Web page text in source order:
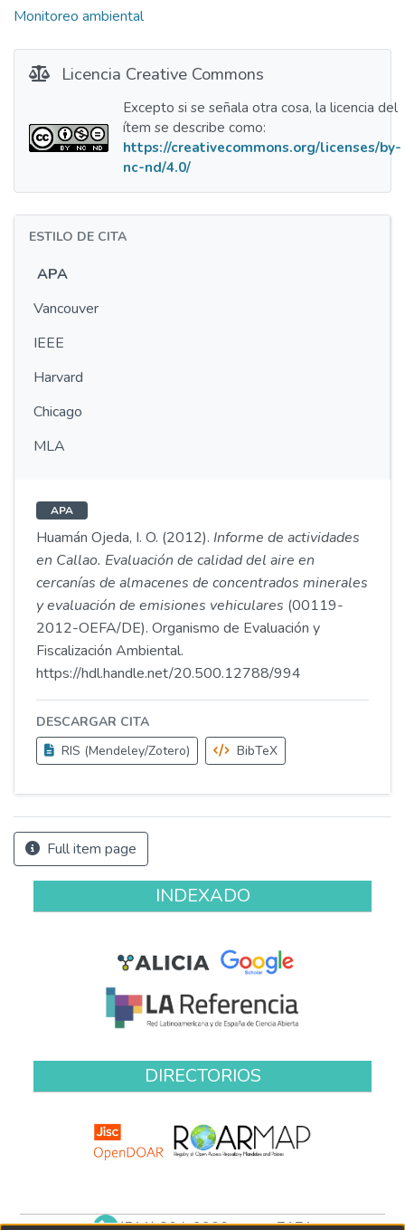
Monitoreo ambiental
Licencia Creative Commons
Excepto si se señala otra cosa, la licencia del
ítem se describe como:
https://creativecommons.org/licenses/by-
nc-nd/4.0/
ESTILO DE CITA
APA
Vancouver
IEEE
Harvard
Chicago
MLA
APA
Huamán Ojeda, I. O. (2012). Informe de actividades
en Callao. Evaluación de calidad del aire en
cercanías de almacenes de concentrados minerales
y evaluación de emisiones vehiculares (00119-
2012-OEFA/DE). Organismo de Evaluación y
Fiscalización Ambiental.
https://hdl.handle.net/20.500.12788/994
DESCARGAR CITA
RIS (Mendeley/Zotero)
BibTeX
Full item page
INDEXADO
DIRECTORIOS